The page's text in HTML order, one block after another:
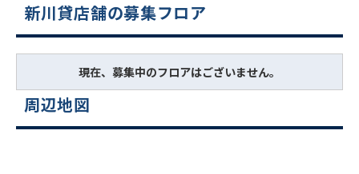
新川貸店舗の募集フロア
現在、募集中のフロアはございません。
周辺地図